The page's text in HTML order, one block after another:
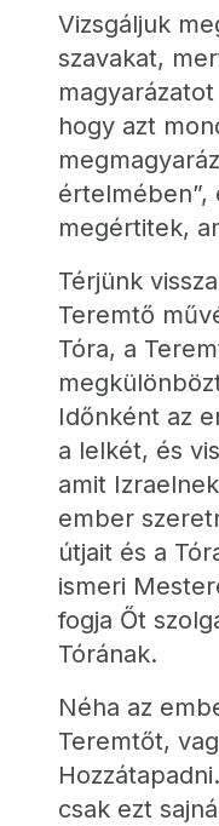
Vizsgáljuk
szavakat,
hogy azt
értelmében”,
megértitek,
Térjünk
Teremtő
Tóra, a
Időnként az
a lelkét, és
amit
ember
útjait és a
ismeri
fogja Őt
Tórának.
Néha az
Teremtőt,
csak ezt